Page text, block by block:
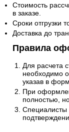
Стоимость
в заказе.
Сроки отгрузки
Доставка до
Правила
Для расчета
необходимо
указав в
При
полностью,
Специалисты